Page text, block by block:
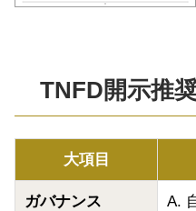
TNFD開示推
大項目
ガバナンス
A.